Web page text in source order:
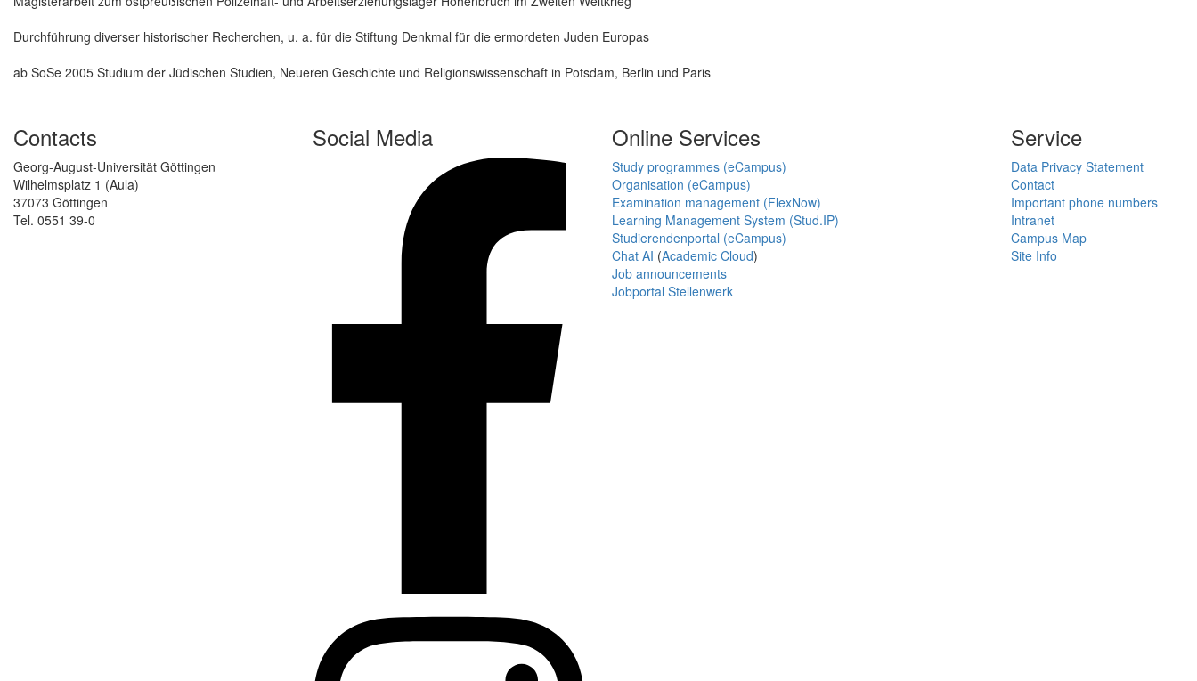
Durchführung diverser historischer Recherchen, u. a. für die Stiftung Denkmal für die ermordeten Juden Europas
ab SoSe 2005 Studium der Jüdischen Studien, Neueren Geschichte und Religionswissenschaft in Potsdam, Berlin und Paris
Contacts
Georg-August-Universität Göttingen
Wilhelmsplatz 1 (Aula)
37073 Göttingen
Tel. 0551 39-0
Social Media Online Services
Study programmes (eCampus)
Organisation (eCampus)
Examination management (FlexNow)
Learning Management System (Stud.IP)
Studierendenportal (eCampus)
Chat AI (Academic Cloud)
Job announcements
Jobportal Stellenwerk
Service
Data Privacy Statement
Contact
Important phone numbers
Intranet
Campus Map
Site Info